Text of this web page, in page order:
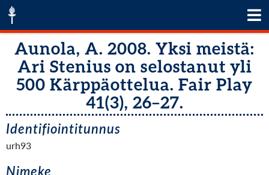
Aunola, A. 2008. Yksi meistä:
Ari Stenius on selostanut yli
500 Kärppäottelua. Fair Play
41(3), 26–27.
Identifiointitunnus
urh93
Nimeke